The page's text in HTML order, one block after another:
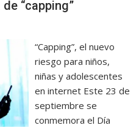
“capping”
“Capping”, el nuevo
riesgo para niños,
niñas y adolescentes
en internet Este 23 de
septiembre se
conmemora el Día